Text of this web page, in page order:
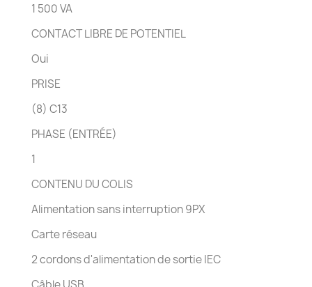
1 500 VA
CONTACT LIBRE DE POTENTIEL
Oui
PRISE
(8) C13
PHASE (ENTRÉE)
1
CONTENU DU COLIS
Alimentation sans interruption 9PX
Carte réseau
2 cordons d'alimentation de sortie IEC